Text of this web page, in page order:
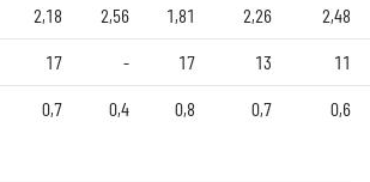
2,18 2,56 1,81 2,26 2,48
17 - 17 13 11
0,7 0,4 0,8 0,7 0,6